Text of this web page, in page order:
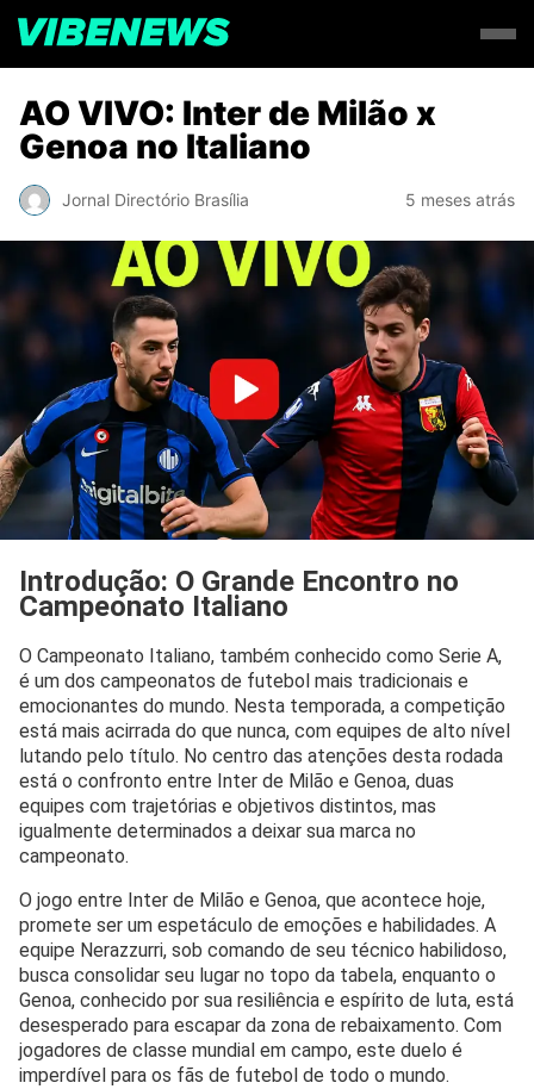
AO VIVO: Inter de Milão x
Genoa no Italiano
Jornal Directório Brasília 5 meses atrás
Introdução: O Grande Encontro no
Campeonato Italiano
O Campeonato Italiano, também conhecido como Serie A,
é um dos campeonatos de futebol mais tradicionais e
emocionantes do mundo. Nesta temporada, a competição
está mais acirrada do que nunca, com equipes de alto nível
lutando pelo título. No centro das atenções desta rodada
está o confronto entre Inter de Milão e Genoa, duas
equipes com trajetórias e objetivos distintos, mas
igualmente determinados a deixar sua marca no
campeonato.
O jogo entre Inter de Milão e Genoa, que acontece hoje,
promete ser um espetáculo de emoções e habilidades. A
equipe Nerazzurri, sob comando de seu técnico habilidoso,
busca consolidar seu lugar no topo da tabela, enquanto o
Genoa, conhecido por sua resiliência e espírito de luta, está
desesperado para escapar da zona de rebaixamento. Com
jogadores de classe mundial em campo, este duelo é
imperdível para os fãs de futebol de todo o mundo.